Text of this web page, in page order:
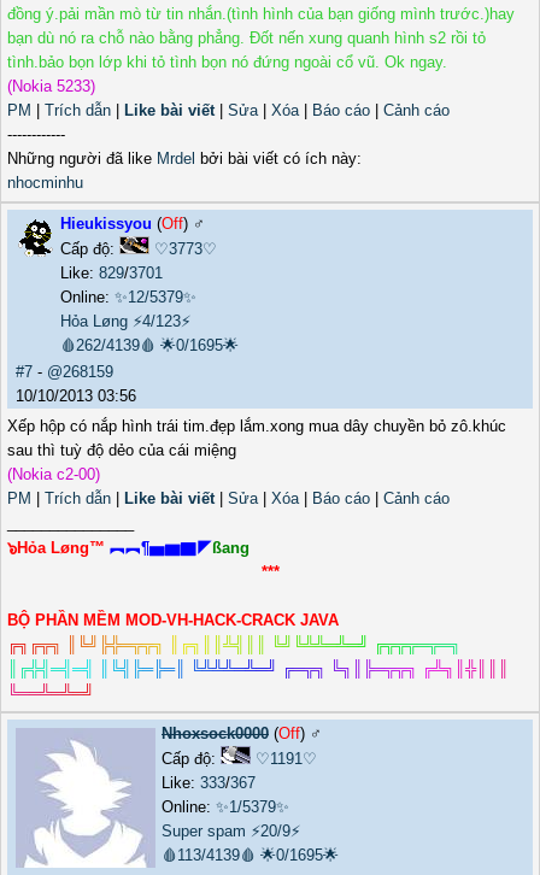
đồng ý.pải mần mò từ tin nhắn.(tình hình của bạn giống mình trước.)hay
bạn dù nó ra chỗ nào bằng phẳng. Đốt nến xung quanh hình s2 rồi tỏ
tình.bảo bọn lớp khi tỏ tình bọn nó đứng ngoài cổ vũ. Ok ngay.
(Nokia 5233)
PM
Trích dẫn Like bài viết| Sửa| Xóa| Báo cáo
Cảnh cáo
------------
Những người đã like Mrdel bởi bài viết có ích này:
nhocminhu
Hieukissyou (Off) ♂️
Cấp độ:
♡3773♡
Like: 829/3701
Online: ✨12/5379✨
Hỏa Løng ⚡4/123⚡
🩸262/4139🩸 🌟0/1695🌟
#7 - @268159
10/10/2013 03:56
Xếp hộp có nắp hình trái tim.đẹp lắm.xong mua dây chuyền bỏ zô.khúc
sau thì tuỳ độ dẻo của cái miệng
(Nokia c2-00)
PM
Trích dẫn Like bài viết| Sửa| Xóa| Báo cáo
Cảnh cáo
๖Hỏa Løng™ ︻︻¶▅▆▇◤ßang
***
BỘ PHẦN MỀM MOD-VH-HACK-CRACK JAVA
╔╗ ╔╦╗ ╚╝ ╠╬═╦╦╗ ╔╗ ╩╣ ╚╝ ╚╩╩═╩═╝ ╔╦╦╦═╦═╗
╔╬╣ ═╣ ═╣ ╚╣ ╠═╠═║ ╚╩╩╩═╩═╝ ╔═╦╗ ╚╗ ╠═╦╦╗ ╔╩╗ ╬║
╚══╩═╩═╝
Nhoxsock0000 (Off) ♂️
Cấp độ:
♡1191♡
Like: 333/367
Online: ✨1/5379✨
Super spam ⚡20/9⚡
🩸113/4139🩸 🌟0/1695🌟